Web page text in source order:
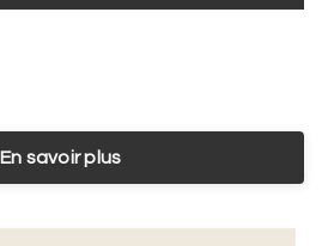
En savoir plus